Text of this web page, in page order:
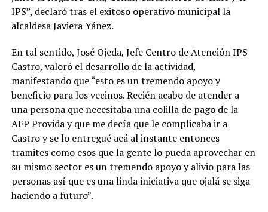
IPS”, declaró tras el exitoso operativo municipal la
alcaldesa Javiera Yáñez.
En tal sentido, José Ojeda, Jefe Centro de Atención IPS
Castro, valoró el desarrollo de la actividad,
manifestando que “esto es un tremendo apoyo y
beneficio para los vecinos. Recién acabo de atender a
una persona que necesitaba una colilla de pago de la
AFP Provida y que me decía que le complicaba ir a
Castro y se lo entregué acá al instante entonces
tramites como esos que la gente lo pueda aprovechar en
su mismo sector es un tremendo apoyo y alivio para las
personas así que es una linda iniciativa que ojalá se siga
haciendo a futuro”.